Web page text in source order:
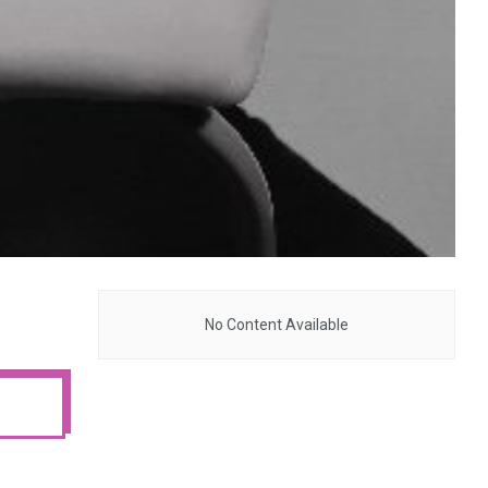
No Content Available